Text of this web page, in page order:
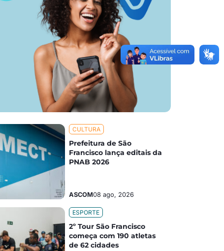
CULTURA
Prefeitura de São
Francisco lança editais da
PNAB 2026
ASCOM08 ago, 2026
ESPORTE
2º Tour São Francisco
começa com 190 atletas
de 62 cidades